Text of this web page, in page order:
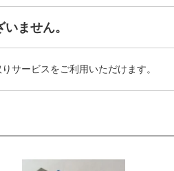
ません。
サービスをご利用いただけます。